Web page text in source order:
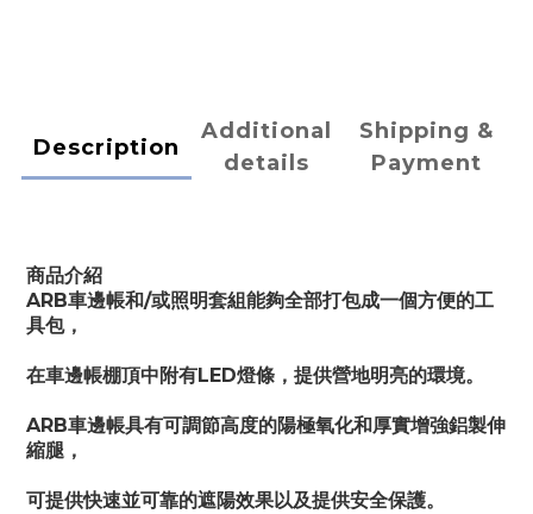
Description
Additional
details
Shipping &
Payment
商品介紹
ARB車邊帳和/或照明套組能夠全部打包成一個方便的工
具包，
在車邊帳棚頂中附有LED燈條，提供營地明亮的環境。
ARB車邊帳具有可調節高度的陽極氧化和厚實增強鋁製伸
縮腿，
可提供快速並可靠的遮陽效果以及提供安全保護。